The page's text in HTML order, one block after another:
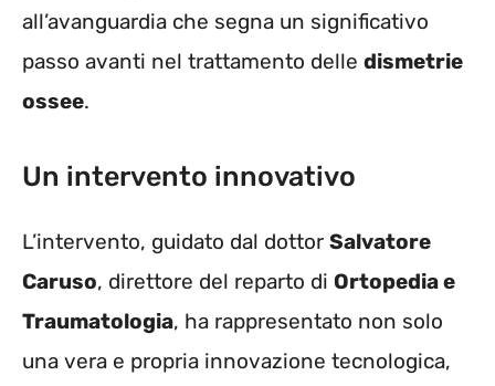
all’avanguardia che segna un significativo
passo avanti nel trattamento delle dismetrie
ossee.
Un intervento innovativo
L’intervento, guidato dal dottor Salvatore
Caruso, direttore del reparto di Ortopedia e
Traumatologia, ha rappresentato non solo
una vera e propria innovazione tecnologica,